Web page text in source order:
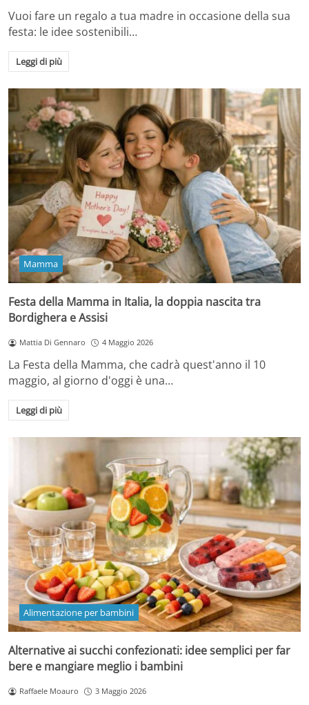
Vuoi fare un regalo a tua madre in occasione della sua
festa: le idee sostenibili…
Leggi di più
Mamma
Festa della Mamma in Italia, la doppia nascita tra
Bordighera e Assisi
Mattia Di Gennaro 4 Maggio 2026
La Festa della Mamma, che cadrà quest'anno il 10
maggio, al giorno d'oggi è una…
Leggi di più
Alimentazione per bambini
Alternative ai succhi confezionati: idee semplici per far
bere e mangiare meglio i bambini
Raffaele Moauro 3 Maggio 2026